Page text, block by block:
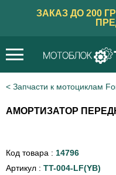
ЗАКАЗ ДО 200
Запчасти к мотоциклам
АМОРТИЗАТОР
Код товара : 14796
Артикул : TT-004-LF(YB)